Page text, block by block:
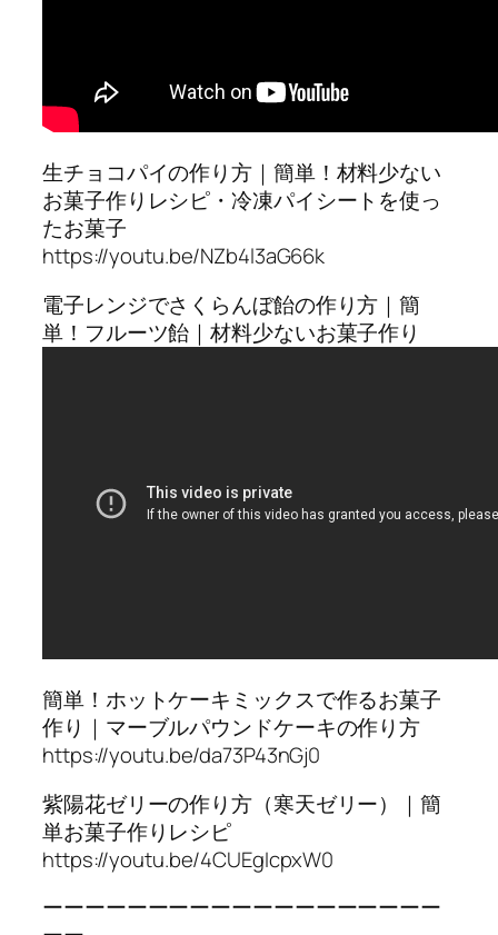
生チョコパイの作り方｜簡単！材料少ない
お菓子作りレシピ・冷凍パイシートを使っ
たお菓子
https://youtu.be/NZb4l3aG66k
電子レンジでさくらんぼ飴の作り方｜簡
単！フルーツ飴｜材料少ないお菓子作り
簡単！ホットケーキミックスで作るお菓子
作り｜マーブルパウンドケーキの作り方
https://youtu.be/da73P43nGj0
紫陽花ゼリーの作り方（寒天ゼリー）｜簡
単お菓子作りレシピ
https://youtu.be/4CUEgIcpxW0
ーーーーーーーーーーーーーーーーーーー